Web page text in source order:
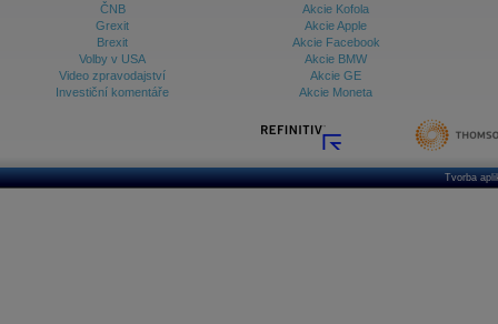
ČNB
Grexit
Brexit
Volby v USA
Video zpravodajství
Investiční komentáře
Akcie Kofola
Akcie Apple
Akcie Facebook
Akcie BMW
Akcie GE
Akcie Moneta
Tvorba